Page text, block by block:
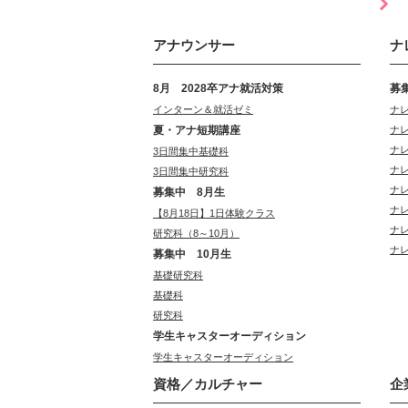
アナウンサー
8月 2028卒アナ就活対策
インターン＆就活ゼミ
夏・アナ短期講座
3日間集中基礎科
3日間集中研究科
募集中 8月生
【8月18日】1日体験クラス
研究科（8～10月）
募集中 10月生
基礎研究科
基礎科
研究科
学生キャスターオーディション
学生キャスターオーディション
ナ
募
ナ
ナ
ナ
ナ
ナ
ナ
ナ
ナ
資格／カルチャー 企